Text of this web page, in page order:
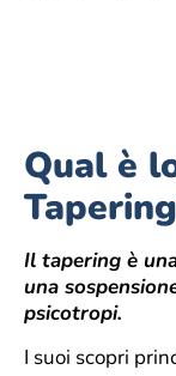
Qual è
Il tapering è
una
psicotropi.
I suoi scopri